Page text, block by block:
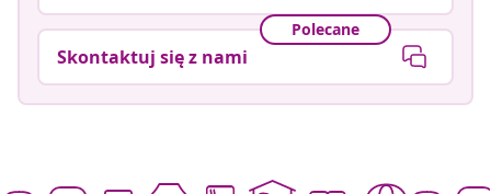
Polecane
Skontaktuj się z nami